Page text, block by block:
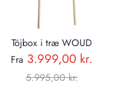
Töjbox i træ WOUD
Fra 3.999,00 kr.
5.995,00 kr.